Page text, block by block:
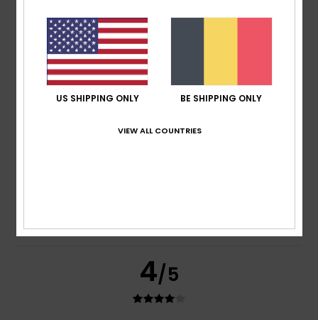
Confort: 5/5 Rapport qualité / prix: 4 Taille: Grand
Matière: 5/5 Coloris: 5/5
Je recommande ce produit
4
Je recommande ce produit
4/5
US SHIPPING ONLY BE SHIPPING ONLY
VIEW ALL COUNTRIES